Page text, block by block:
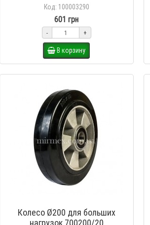
Код: 100003290
601 грн
- +
В корзину
Колесо Ø200 для больших